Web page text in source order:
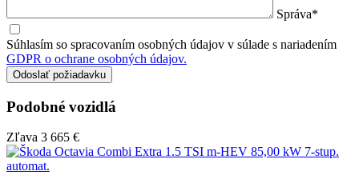
Správa*
Súhlasím so spracovaním osobných údajov v súlade s nariadením
GDPR o ochrane osobných údajov.
Podobné vozidlá
Zľava 3 665 €